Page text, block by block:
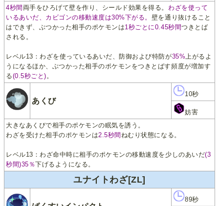
4秒間 両手をひろげて壁を作り、シールド効果を得る。わざを使って
いるあいだ、カビゴンの移動速度は30%下がる。 壁を通り抜けること
はできず、ぶつかった相手のポケモンは1秒ごとに0.45秒間つきとば
される。
レベル13：わざを使っているあいだ、防御および特防が35%上がるよ
うになるほか、ぶつかった相手のポケモンをつきとばす頻度が増加す
る(0.5秒ごと)。
あくび
10秒
妨害
大きなあくびで相手のポケモンの眠気を誘う。
わざを受けた相手のポケモンは2.5秒間 ねむり状態になる。
レベル13：わざ命中時に相手のポケモンの移動速度を少しのあいだ(3
秒間)35％下げるようになる。
ユナイトわざ[ZL]
89秒